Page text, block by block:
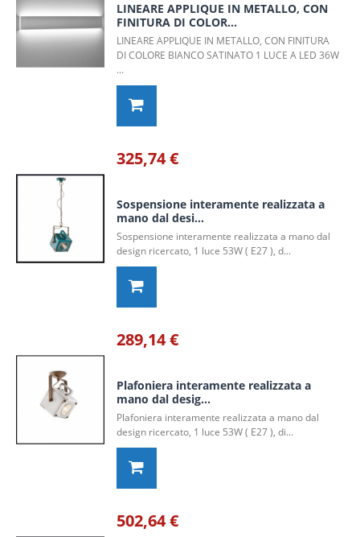
LINEARE APPLIQUE IN METALLO, CON
FINITURA DI COLOR...
LINEARE APPLIQUE IN METALLO, CON FINITURA
DI COLORE BIANCO SATINATO 1 LUCE A LED 36W
...
325,74 €
Sospensione interamente realizzata a
mano dal desi...
Sospensione interamente realizzata a mano dal
design ricercato, 1 luce 53W ( E27 ), d...
289,14 €
Plafoniera interamente realizzata a
mano dal desig...
Plafoniera interamente realizzata a mano dal
design ricercato, 1 luce 53W ( E27 ), di...
502,64 €